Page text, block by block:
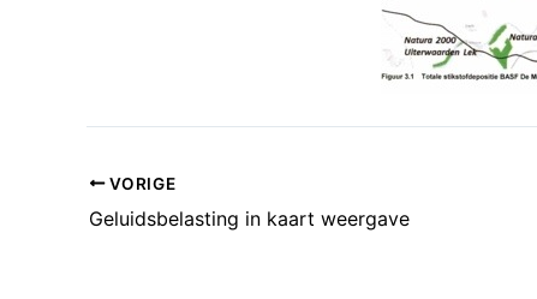
VORIGE
Geluidsbelasting in kaart weergave